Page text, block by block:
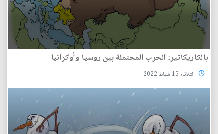
بالكاريكاتير: الحرب المحتملة بين روسيا وأوكرانيا
الثلاثاء 15 شباط 2022